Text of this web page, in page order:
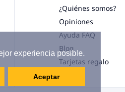
experiencia posible.
Aceptar
¿Quiénes somos?
Opiniones
Ayuda FAQ
Blog
Tarjetas regalo